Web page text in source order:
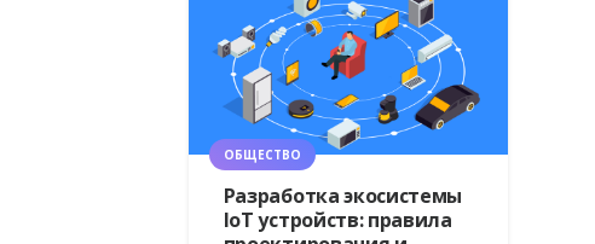
ОБЩЕСТВО
Разработка экосистемы
IoT устройств: правила